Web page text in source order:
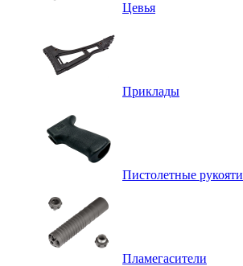
Цевья
Приклады
Пистолетные рукояти
Пламегасители